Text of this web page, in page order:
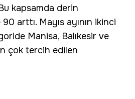
kapsamda derin
arttı. Mayıs ayının ikinci
Manisa, Balıkesir ve
çok tercih edilen